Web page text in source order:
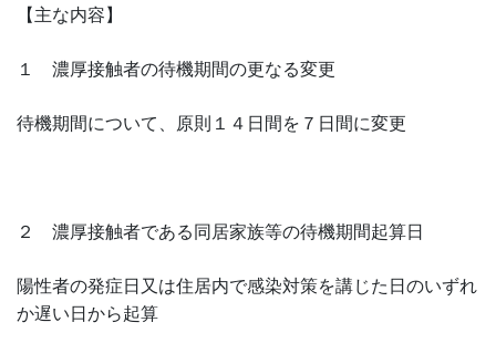
【主な内容】
１ 濃厚接触者の待機期間の更なる変更
待機期間について、原則１４日間を７日間に変更
２ 濃厚接触者である同居家族等の待機期間起算日
陽性者の発症日又は住居内で感染対策を講じた日のいずれ
か遅い日から起算